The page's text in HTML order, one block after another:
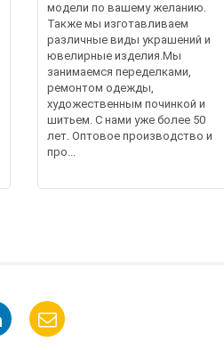
модели по вашему желанию.
Также мы изготавливаем
различные виды украшений и
ювелирные изделия.Мы
занимаемся переделками,
ремонтом одежды,
художественным починкой и
шитьем. С нами уже более 50
лет. Оптовое производство и
про...